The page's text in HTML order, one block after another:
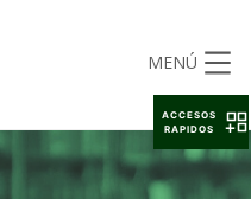
MENÚ
ACCESOS
RAPIDOS